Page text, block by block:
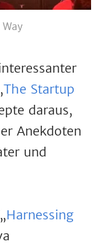
The Startup
daraus,
Anekdoten
und
Harnessing